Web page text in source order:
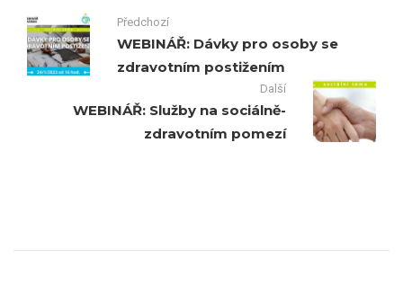
Předchozí
WEBINÁŘ: Dávky pro osoby se
zdravotním postižením
Další
WEBINÁŘ: Služby na sociálně-
zdravotním pomezí